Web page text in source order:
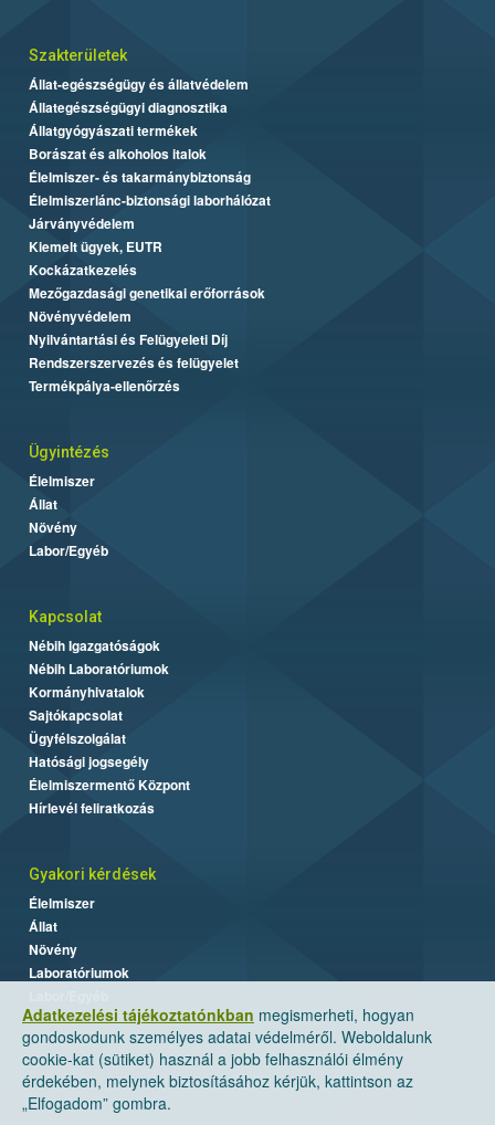
Adatkezelési tájékoztatónkban megismerheti, hogyan
gondoskodunk személyes adatai védelméről. Weboldalunk
cookie-kat (sütiket) használ a jobb felhasználói élmény
érdekében, melynek biztosításához kérjük, kattintson az
„Elfogadom” gombra.
Szakterületek
Állat-egészségügy és állatvédelem
Állategészségügyi diagnosztika
Állatgyógyászati termékek
Borászat és alkoholos italok
Élelmiszer- és takarmánybiztonság
Élelmiszerlánc-biztonsági laborhálózat
Járványvédelem
Kiemelt ügyek, EUTR
Kockázatkezelés
Mezőgazdasági genetikai erőforrások
Növényvédelem
Nyilvántartási és Felügyeleti Díj
Rendszerszervezés és felügyelet
Termékpálya-ellenőrzés
Ügyintézés
Élelmiszer
Állat
Növény
Labor/Egyéb
Kapcsolat
Nébih Igazgatóságok
Nébih Laboratóriumok
Kormányhivatalok
Sajtókapcsolat
Ügyfélszolgálat
Hatósági jogsegély
Élelmiszermentő Központ
Hírlevél feliratkozás
Gyakori kérdések
Élelmiszer
Állat
Növény
Laboratóriumok